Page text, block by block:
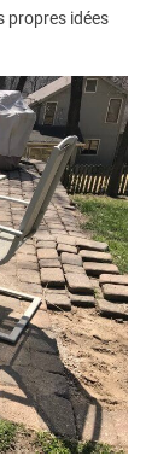
propres idées